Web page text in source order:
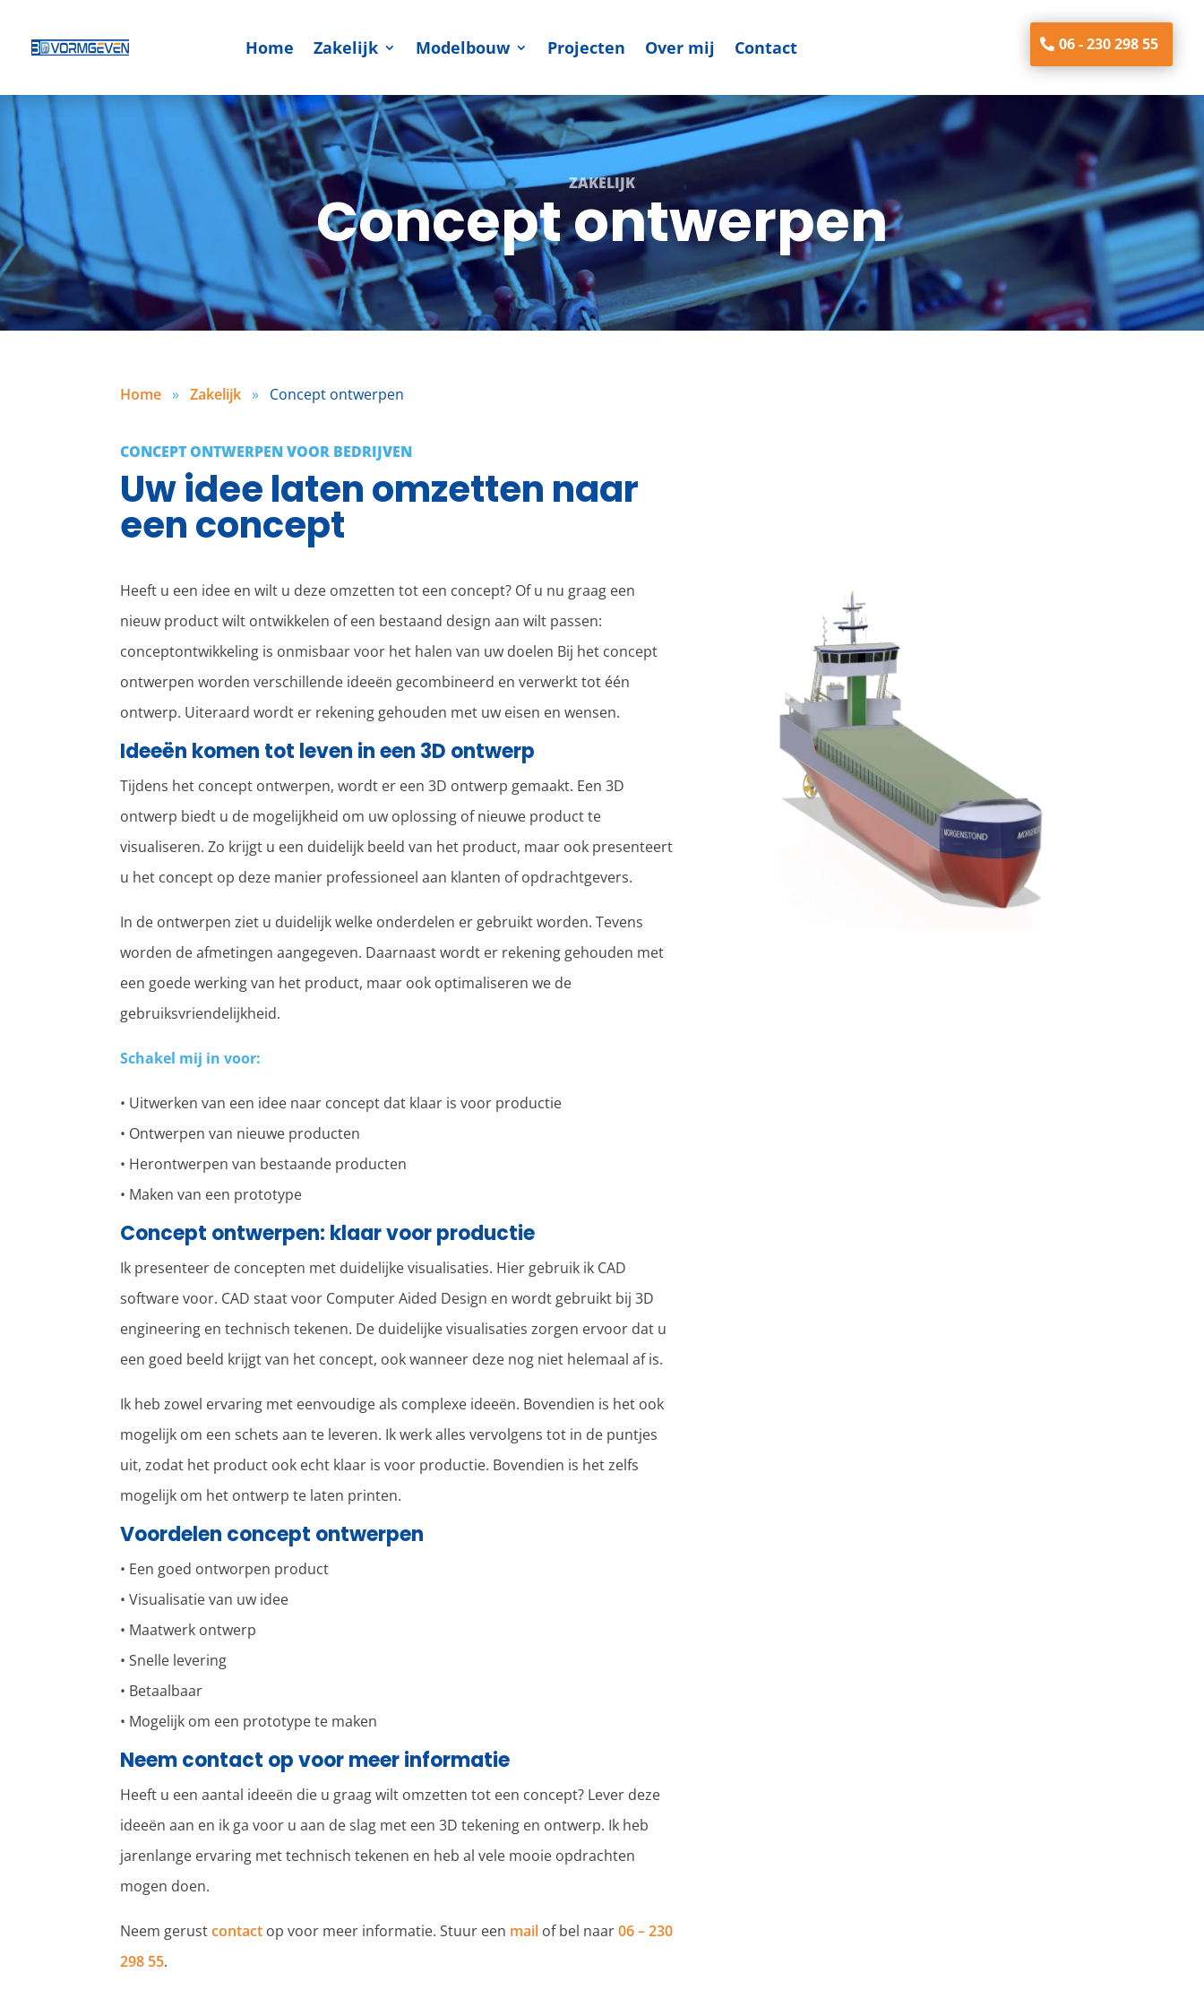
Home Zakelijk Modelbouw Projecten Over mij Contact 06 - 230 298 55
ZAKELIJK
Concept ontwerpen
Home » Zakelijk » Concept ontwerpen
CONCEPT ONTWERPEN VOOR BEDRIJVEN
Uw idee laten omzetten naar
een concept
Heeft u een idee en wilt u deze omzetten tot een concept? Of u nu graag een
nieuw product wilt ontwikkelen of een bestaand design aan wilt passen:
conceptontwikkeling is onmisbaar voor het halen van uw doelen Bij het concept
ontwerpen worden verschillende ideeën gecombineerd en verwerkt tot één
ontwerp. Uiteraard wordt er rekening gehouden met uw eisen en wensen.
Ideeën komen tot leven in een 3D ontwerp
Tijdens het concept ontwerpen, wordt er een 3D ontwerp gemaakt. Een 3D
ontwerp biedt u de mogelijkheid om uw oplossing of nieuwe product te
visualiseren. Zo krijgt u een duidelijk beeld van het product, maar ook presenteert
u het concept op deze manier professioneel aan klanten of opdrachtgevers.
In de ontwerpen ziet u duidelijk welke onderdelen er gebruikt worden. Tevens
worden de afmetingen aangegeven. Daarnaast wordt er rekening gehouden met
een goede werking van het product, maar ook optimaliseren we de
gebruiksvriendelijkheid.
Schakel mij in voor:
• Uitwerken van een idee naar concept dat klaar is voor productie
• Ontwerpen van nieuwe producten
• Herontwerpen van bestaande producten
• Maken van een prototype
Concept ontwerpen: klaar voor productie
Ik presenteer de concepten met duidelijke visualisaties. Hier gebruik ik CAD
software voor. CAD staat voor Computer Aided Design en wordt gebruikt bij 3D
engineering en technisch tekenen. De duidelijke visualisaties zorgen ervoor dat u
een goed beeld krijgt van het concept, ook wanneer deze nog niet helemaal af is.
Ik heb zowel ervaring met eenvoudige als complexe ideeën. Bovendien is het ook
mogelijk om een schets aan te leveren. Ik werk alles vervolgens tot in de puntjes
uit, zodat het product ook echt klaar is voor productie. Bovendien is het zelfs
mogelijk om het ontwerp te laten printen.
Voordelen concept ontwerpen
• Een goed ontworpen product
• Visualisatie van uw idee
• Maatwerk ontwerp
• Snelle levering
• Betaalbaar
• Mogelijk om een prototype te maken
Neem contact op voor meer informatie
Heeft u een aantal ideeën die u graag wilt omzetten tot een concept? Lever deze
ideeën aan en ik ga voor u aan de slag met een 3D tekening en ontwerp. Ik heb
jarenlange ervaring met technisch tekenen en heb al vele mooie opdrachten
mogen doen.
Neem gerustcontact op voor meer informatie. Stuur een mail of bel naar06 – 230
298 55.